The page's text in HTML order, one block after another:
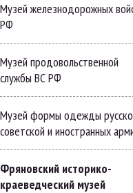
Музей железнодорожных
РФ
Музей продовольственной
службы ВС РФ
Музей формы одежды
советской и иностранных
Фряновский историко-
краеведческий музей